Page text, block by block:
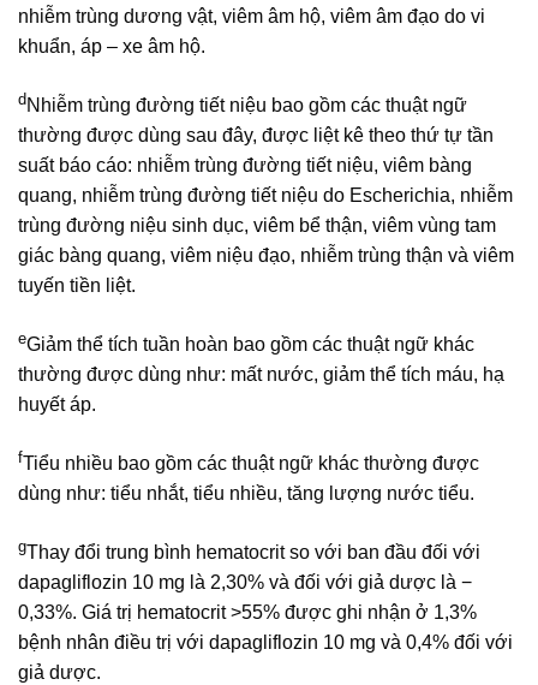
nhiễm trùng dương vật, viêm âm hộ, viêm âm đạo do vi
khuẩn, áp – xe âm hộ.
dNhiễm trùng đường tiết niệu bao gồm các thuật ngữ
thường được dùng sau đây, được liệt kê theo thứ tự tần
suất báo cáo: nhiễm trùng đường tiết niệu, viêm bàng
quang, nhiễm trùng đường tiết niệu do Escherichia, nhiễm
trùng đường niệu sinh dục, viêm bể thận, viêm vùng tam
giác bàng quang, viêm niệu đạo, nhiễm trùng thận và viêm
tuyến tiền liệt.
eGiảm thể tích tuần hoàn bao gồm các thuật ngữ khác
thường được dùng như: mất nước, giảm thể tích máu, hạ
huyết áp.
fTiểu nhiều bao gồm các thuật ngữ khác thường được
dùng như: tiểu nhắt, tiểu nhiều, tăng lượng nước tiểu.
gThay đổi trung bình hematocrit so với ban đầu đối với
dapagliflozin 10 mg là 2,30% và đối với giả dược là −
0,33%. Giá trị hematocrit >55% được ghi nhận ở 1,3%
bệnh nhân điều trị với dapagliflozin 10 mg và 0,4% đối với
giả dược.